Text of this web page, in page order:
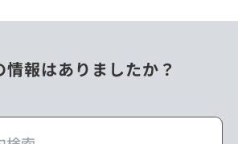
情報はありましたか？